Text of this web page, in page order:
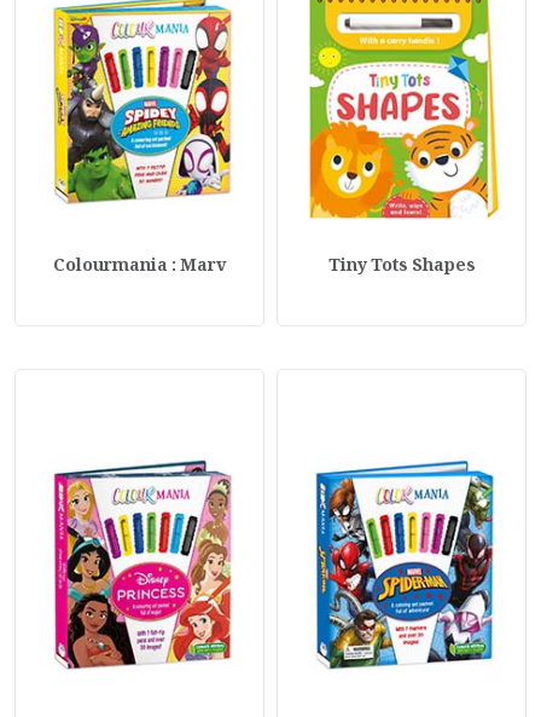
Tiny Tots Shapes
Colourmania : Marv